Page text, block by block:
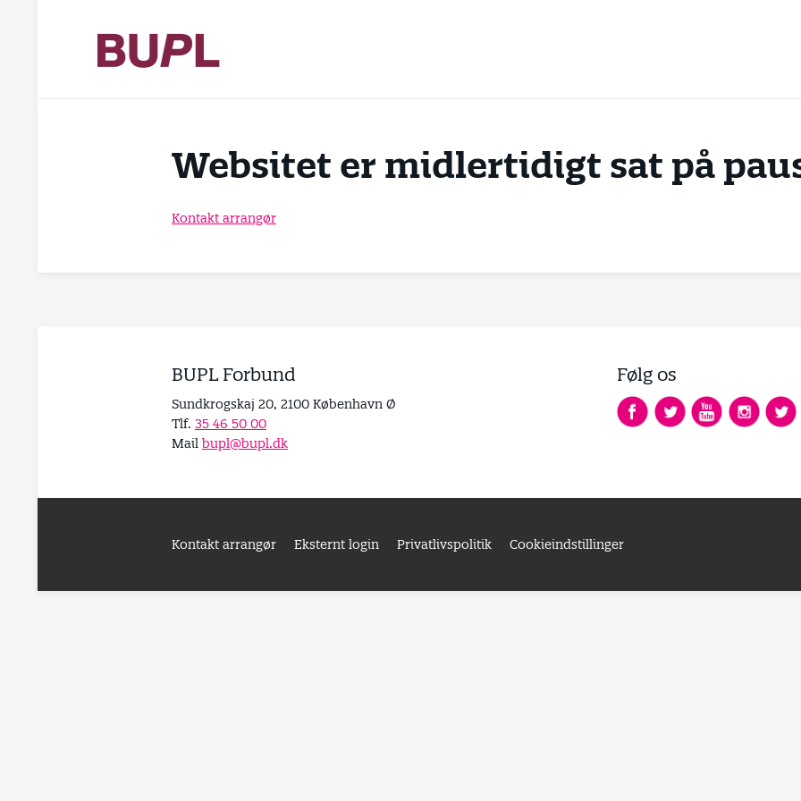
Websitet er midlertidigt sat på
Kontakt arrangør
BUPL Forbund
Sundkrogskaj 20, 2100 København Ø
Tlf. 35 46 50 00
Mail bupl@bupl.dk
Følg os
Kontakt arrangør Eksternt login Privatlivspolitik Cookieindstillinger